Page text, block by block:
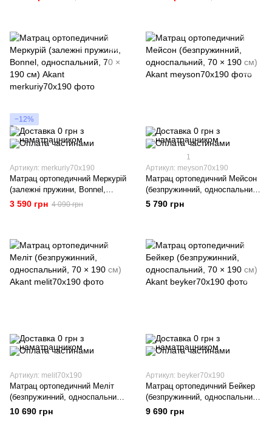
см) Akant
−12%
Артикул: merkuriy70x190
Матрац ортопедичний Меркурій
(залежні пружини, Bonnel,
односпальний, 70 × 190 см)
3 590 грн 4 090 грн
1
Артикул: meyson70x190
Матрац ортопедичний Мейсон
(безпружинний, односпальний,
70 × 190 см) Akant
5 790 грн
Артикул: melit70x190
Матрац ортопедичний Меліт
(безпружинний, односпальний,
70 × 190 см) Akant
10 690 грн
Артикул: beyker70x190
Матрац ортопедичний Бейкер
(безпружинний, односпальний,
70 × 190 см) Akant
9 690 грн